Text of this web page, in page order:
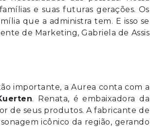
e suas futuras gerações. Os
que a administra tem. E isso se
de Marketing, Gabriela de Assis
importante, a Aurea conta com a
. Renata, é embaixadora da
de seus produtos. A fabricante de
icônico da região, gerando